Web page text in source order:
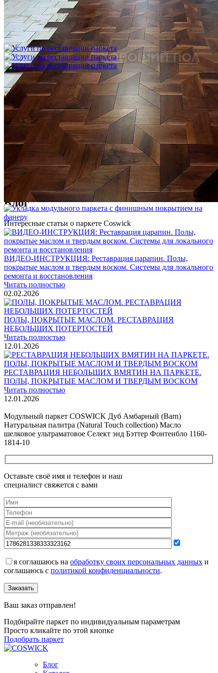
Укладка модульного паркета с финишным покрытием на
фанеру
3 600 ₽
Услуги по реставрации паркета
1 500 ₽
Блог
Интересные статьи о паркете Coswick
ВИДЕО-ИНСТРУКЦИЯ: Реставрация царапин. Полы,
покрытые маслом и твердым воском. Системы для локального
ремонта и восстановления
Читать полностью
02.02.2026
ПОЛЫ, ПОКРЫТЫЕ МАСЛОМ. РЕСТАВРАЦИЯ
НЕБОЛЬШИХ ПОТЕРТОСТЕЙ
Читать полностью
12.01.2026
РЕСТАВРАЦИЯ НЕБОЛЬШИХ ВМЯТИН НА ПАРКЕТЕ.
ПОЛЫ, ПОКРЫТЫЕ МАСЛОМ И ТВЕРДЫМ ВОСКОМ
Читать полностью
12.01.2026
Модульный паркет COSWICK Дуб Амбарный (Barn)
Натуральная палитра (Natural Touch collection) Масло
шелковое ультраматовое Селект энд Бэттер Фонтенбло 1160-
1814-10
Оставьте своё имя и телефон и наш
специалист свяжется с вами
я соглашаюсь на обработку своих персональных данных и
соглашаюсь с политикой конфиденциальности.
Заказать
Ваш заказ отправлен!
Подбирайте паркет по индивидуальным параметрам
Просто кликайте по этой кнопке
Подобрать паркет
Блог